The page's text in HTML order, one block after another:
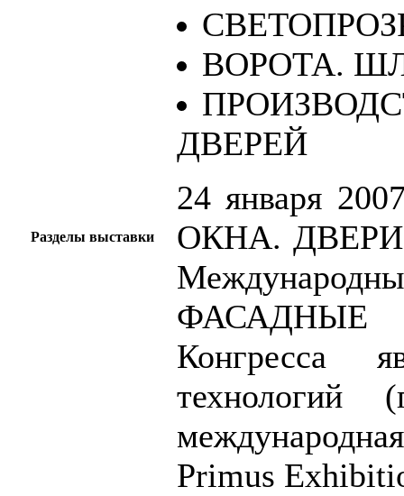
Разделы выставки
ВОРОТА.
ДВЕРЕЙ
24 января
ОКНА. ДВЕРИ.
ФАСАДНЫЕ
Конгресса
технологий
Primus